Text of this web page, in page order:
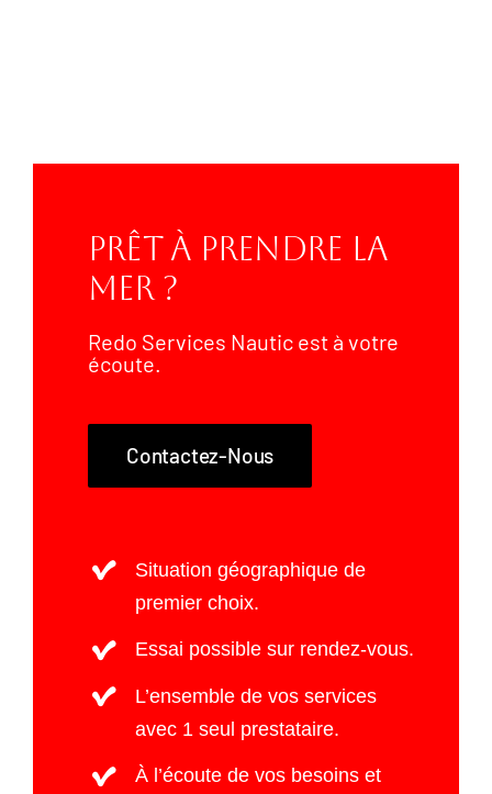
Prêt À Prendre La
Mer ?
Redo Services Nautic est à votre
écoute.
Contactez-Nous
Situation géographique de
premier choix.
Essai possible sur rendez-vous.
L’ensemble de vos services
avec 1 seul prestataire.
À l’écoute de vos besoins et